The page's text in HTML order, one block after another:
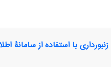
با استفاده از سامانۀ